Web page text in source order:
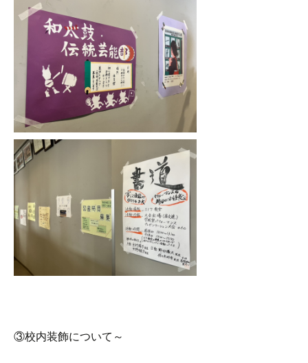
③校内装飾について～